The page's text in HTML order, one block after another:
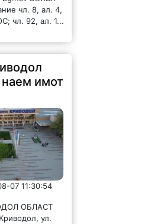
наем имот
07 11:30:54
ОБЛАСТ
ул.
bg.net ОБЯВА